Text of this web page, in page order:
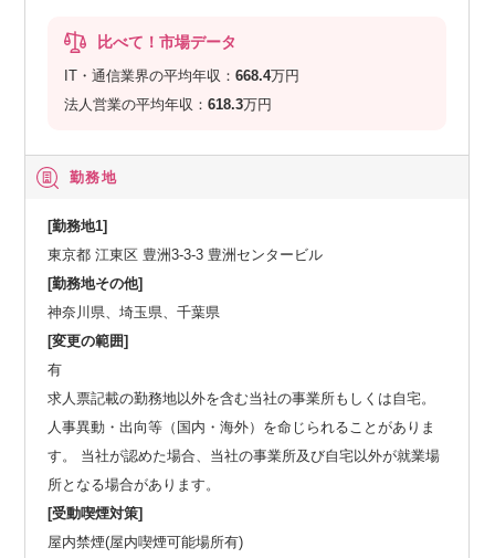
比べて！市場データ
IT・通信業界の平均年収：668.4万円
法人営業の平均年収：618.3万円
勤務地
[勤務地1]
東京都 江東区 豊洲3-3-3 豊洲センタービル
[勤務地その他]
神奈川県、埼玉県、千葉県
[変更の範囲]
有
求人票記載の勤務地以外を含む当社の事業所もしくは自宅。
人事異動・出向等（国内・海外）を命じられることがありま
す。 当社が認めた場合、当社の事業所及び自宅以外が就業場
所となる場合があります。
[受動喫煙対策]
屋内禁煙(屋内喫煙可能場所有)